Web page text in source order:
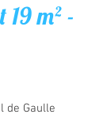
m² -
de Gaulle